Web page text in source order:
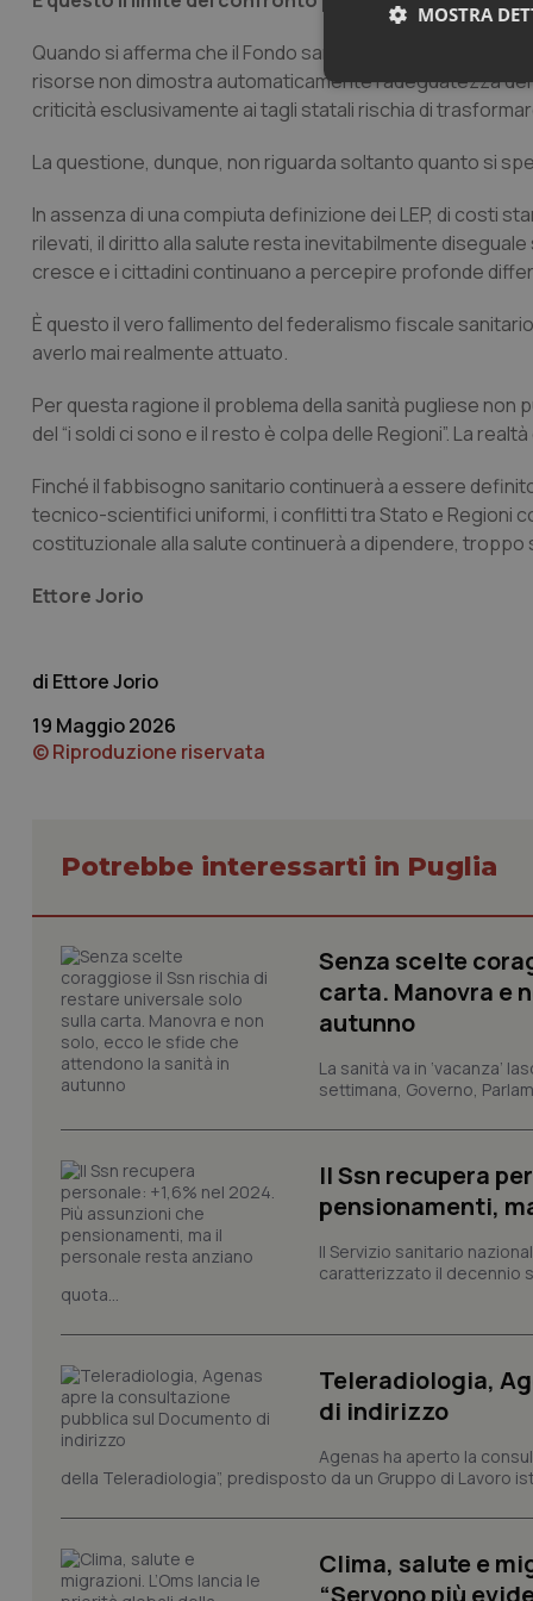
Quando si afferma che il Fondo sanitario nazionale è
risorse non dimostra automaticamente l’adeguatezza
criticità esclusivamente ai tagli statali rischia di
La questione, dunque, non riguarda soltanto quanto si
In assenza di una compiuta definizione dei LEP, di costi
rilevati, il diritto alla salute resta inevitabilmente
cresce e i cittadini continuano a percepire profonde
È questo il vero fallimento del federalismo fiscale
averlo mai realmente attuato.
Per questa ragione il problema della sanità pugliese non
del “i soldi ci sono e il resto è colpa delle Regioni”. La
Finché il fabbisogno sanitario continuerà a essere
tecnico-scientifici uniformi, i conflitti tra Stato e Regioni
costituzionale alla salute continuerà a dipendere, troppo
Ettore Jorio
Ettore Jorio
19 Maggio 2026
© Riproduzione riservata
Potrebbe interessarti in Puglia
Senza scelte
carta. Manovra e
autunno
La sanità va in ‘vacanza’
settimana, Governo,
Il Ssn recupera
pensionamenti,
Il Servizio sanitario
caratterizzato il decennio
quota...
Teleradiologia,
di indirizzo
Agenas ha aperto la
della Teleradiologia”, predisposto da un Gruppo di Lavoro
Clima, salute e
“Servono più
MOSTRA
e l'accesso alle aree
CookieScriptConsent
_ga_KM60CM4NPH
Nome
_ga_0VMQEQKQ1N
Nome
YSC
__Secure-
ROLLOUT_TOKEN
named-enable